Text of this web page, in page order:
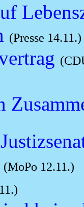
(Presse 14.11.)
(MoPo 12.11.)